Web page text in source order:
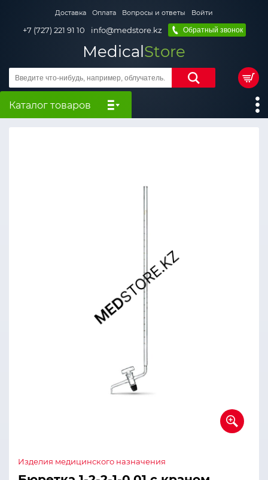
Доставка Оплата Вопросы и ответы Войти
+7 (727) 221 91 10 info@medstore.kz Обратный звонок
MedicalStore
Каталог товаров
Изделия медицинского назначения